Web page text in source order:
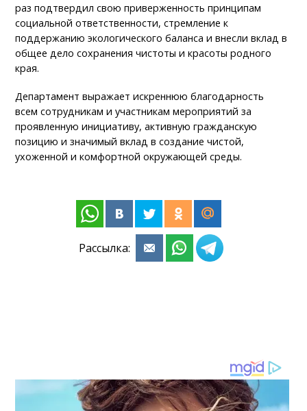
раз подтвердил свою приверженность принципам
социальной ответственности, стремление к
поддержанию экологического баланса и внесли вклад в
общее дело сохранения чистоты и красоты родного
края.
Департамент выражает искреннюю благодарность
всем сотрудникам и участникам мероприятий за
проявленную инициативу, активную гражданскую
позицию и значимый вклад в создание чистой,
ухоженной и комфортной окружающей среды.
Рассылка: